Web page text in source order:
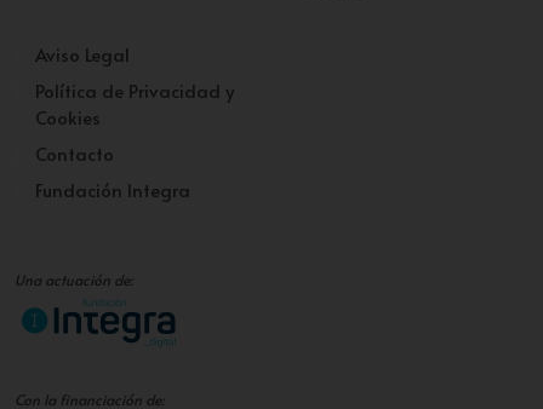
Aviso Legal
Política de Privacidad y
Cookies
Contacto
Fundación Integra
Una actuación de:
Con la financiación de: